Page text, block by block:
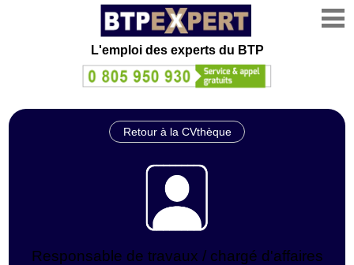
L'emploi des experts du BTP
Retour à la CVthèque
Responsable de travaux / chargé d'affaires